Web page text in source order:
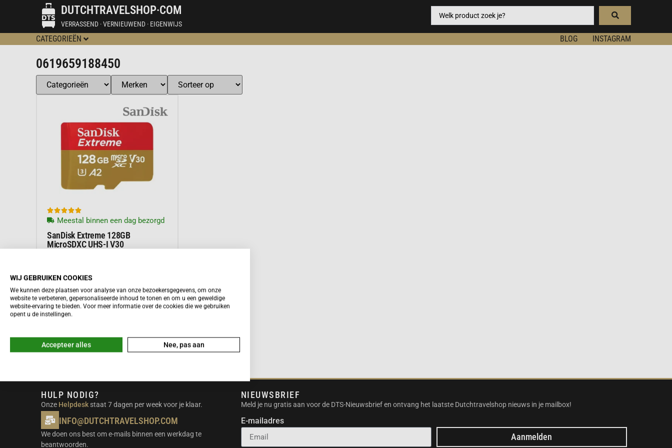
DUTCHTRAVELSHOP·COM
VERRASSEND · VERNIEUWEND · EIGENWIJS
CATEGORIEËN BLOG INSTAGRAM
0619659188450

Meestal binnen een dag bezorgd
SanDisk Extreme 128GB
MicroSDXC UHS-I V30
Meer informatie
HULP NODIG?
Onze Helpdesk staat 7 dagen per week voor je klaar.
INFO@DUTCHTRAVELSHOP.COM
We doen ons best om e-mails binnen een werkdag te
beantwoorden.
NIEUWSBRIEF
Meld je nu gratis aan voor de DTS-Nieuwsbrief en ontvang het laatste Dutchtravelshop nieuws in je mailbox!
E-mailadres
Aanmelden
WIJ GEBRUIKEN COOKIES
We kunnen deze plaatsen voor analyse van onze bezoekersgegevens, om onze
website te verbeteren, gepersonaliseerde inhoud te tonen en om u een geweldige
website-ervaring te bieden. Voor meer informatie over de cookies die we gebruiken
opent u de instellingen.
Accepteer alles Nee, pas aan